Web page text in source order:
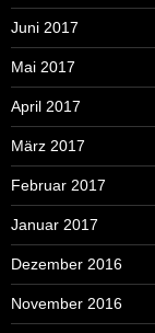
Juni 2017
Mai 2017
April 2017
März 2017
Februar 2017
Januar 2017
Dezember 2016
November 2016